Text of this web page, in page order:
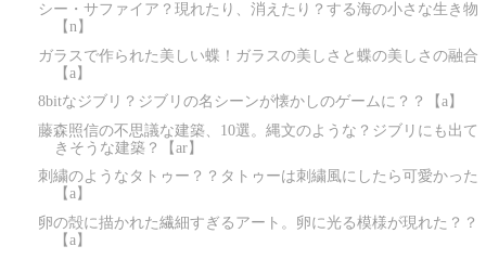
シー・サファイア？現れたり、消えたり？する海の小さな生き物
【n】
ガラスで作られた美しい蝶！ガラスの美しさと蝶の美しさの融合
【a】
8bitなジブリ？ジブリの名シーンが懐かしのゲームに？？【a】
藤森照信の不思議な建築、10選。縄文のような？ジブリにも出て
きそうな建築？【ar】
刺繍のようなタトゥー？？タトゥーは刺繍風にしたら可愛かった
【a】
卵の殻に描かれた繊細すぎるアート。卵に光る模様が現れた？？
【a】